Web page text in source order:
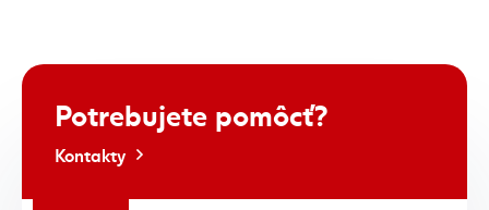
Potrebujete pomôcť?
Kontakty